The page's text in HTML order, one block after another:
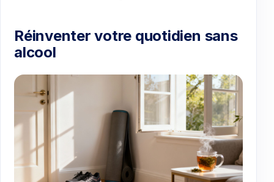
Réinventer votre quotidien sans
alcool